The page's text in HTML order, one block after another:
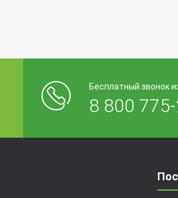
Бесплатный звонок
8 800